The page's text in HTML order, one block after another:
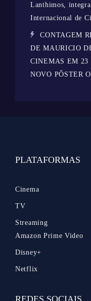
Lanthimos,
Internacional de
CONTAGEM
DE MAURICIO
CINEMAS EM 23
NOVO PÔSTER
PLATAFORMAS
Cinema
TV
Streaming
Amazon Prime Video
Disney+
Netflix
REDES SOCIAIS